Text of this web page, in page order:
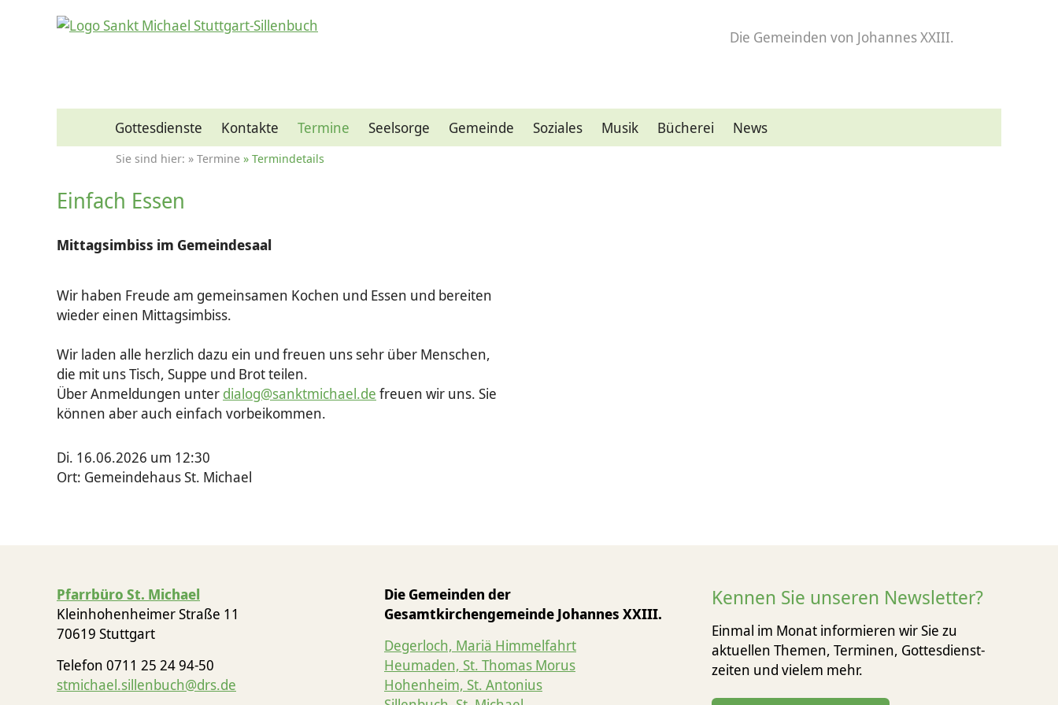
Die Gemeinden von Johannes XXIII.
Gottesdienste Kontakte Termine Seelsorge Gemeinde Soziales Musik Bücherei News
Termine Termindetails
Einfach Essen
Mittagsimbiss im Gemeindesaal
Wir haben Freude am gemeinsamen Kochen und Essen und bereiten
wieder einen Mittagsimbiss.
Wir laden alle herzlich dazu ein und freuen uns sehr über Menschen,
die mit uns Tisch, Suppe und Brot teilen.
Über Anmeldungen unter dialog@sanktmichael.de freuen wir uns. Sie
können aber auch einfach vorbeikommen.
Di. 16.06.2026 um 12:30
Ort: Gemeindehaus St. Michael
Pfarrbüro St. Michael
Kleinhohenheimer Straße 11
70619 Stuttgart
Telefon 0711 25 24 94-50
stmichael.sillenbuch@drs.de
Die Gemeinden der
Gesamtkirchengemeinde Johannes XXIII.
Degerloch, Mariä Himmelfahrt
Heumaden, St. Thomas Morus
Hohenheim, St. Antonius
Kennen Sie unseren Newsletter?
Einmal im Monat informieren wir Sie zu
aktuellen Themen, Terminen, Gottesdienst­
zeiten und vielem mehr.